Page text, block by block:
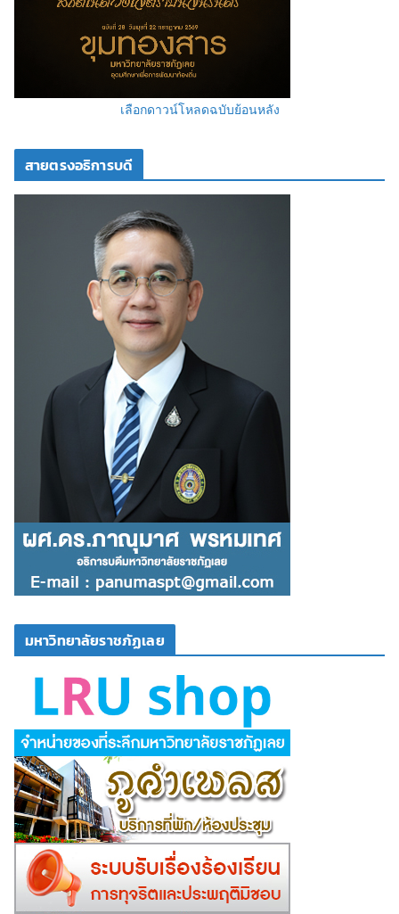
เลือกดาวน์โหลดฉบับย้อนหลัง
สายตรงอธิการบดี
มหาวิทยาลัยราชภัฏเลย